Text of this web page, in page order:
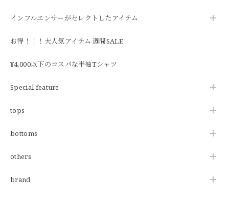
インフルエンサーがセレクトしたアイテム
お得！！！大人気アイテム 週間SALE
¥4,000以下のコスパな半袖Tシャツ
Special feature
tops
bottoms
others
brand